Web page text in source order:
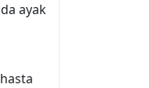
ayak